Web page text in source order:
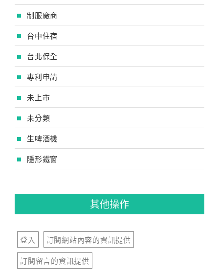
制服廠商
台中住宿
台北保全
專利申請
未上市
未分類
生啤酒機
隱形鐵窗
其他操作
登入 訂閱網站內容的資訊提供
訂閱留言的資訊提供